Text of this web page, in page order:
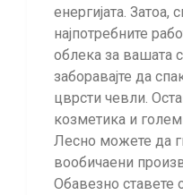
енергијата. Затоа,
најпотребните
облека за вашата
заборавајте да
цврсти чевли.
козметика и
Лесно можете да
вообичаени
Обавезно ставете